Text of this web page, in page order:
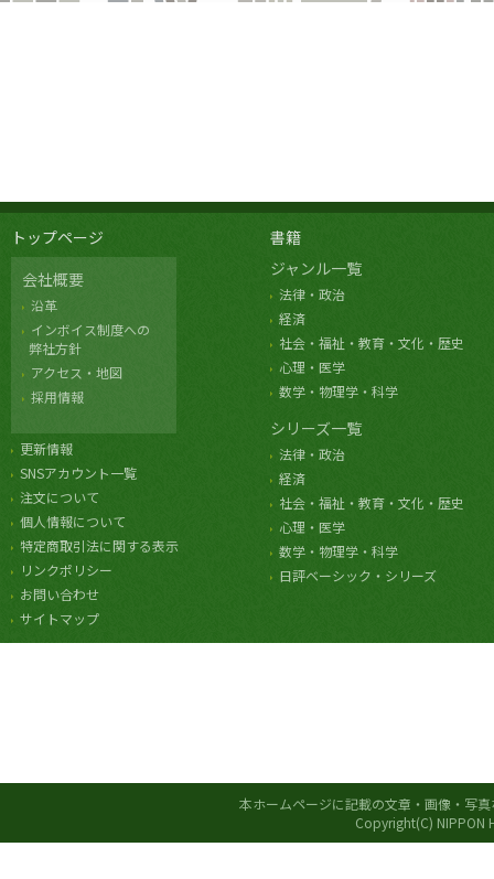
トップページ
会社概要
沿革
インボイス制度への
弊社方針
アクセス・地図
採用情報
更新情報
SNSアカウント一覧
注文について
個人情報について
特定商取引法に関する表示
リンクポリシー
お問い合わせ
サイトマップ
書籍
ジャンル一覧
法律・政治
経済
社会・福祉・教育・文化・歴史
心理・医学
数学・物理学・科学
シリーズ一覧
法律・政治
経済
社会・福祉・教育・文化・歴史
心理・医学
数学・物理学・科学
日評ベーシック・シリーズ
本ホームページに記載の文章・画像・写
Copyright(C) NIPPON